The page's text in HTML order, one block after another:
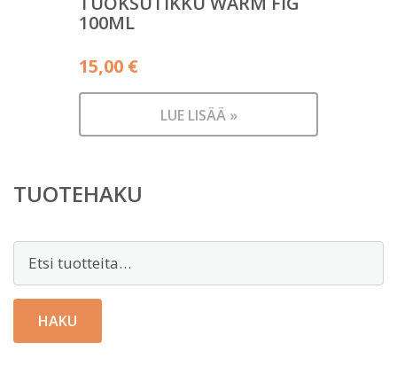
100ML
15,00 €
LUE LISÄÄ »
TUOTEHAKU
Etsi:
HAKU